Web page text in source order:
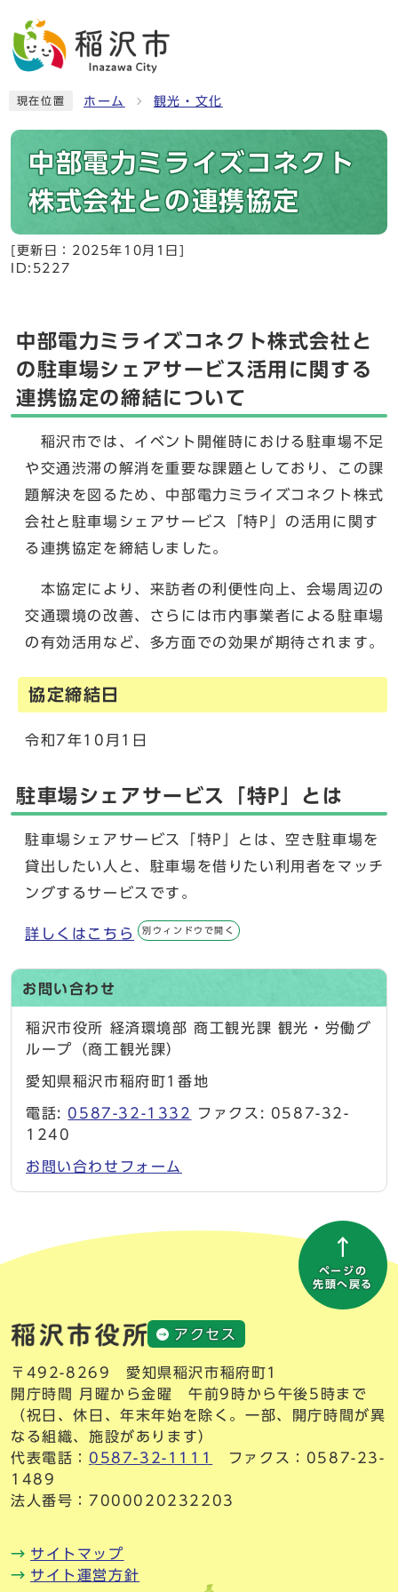
現在位置 ホーム 観光・文化
中部電力ミライズコネクト
株式会社との連携協定
[更新日： 2025年10月1日
ID:5227
中部電力ミライズコネクト株式会社と
の駐車場シェアサービス活用に関する
連携協定の締結について
稲沢市では、イベント開催時における駐車場不足
や交通渋滞の解消を重要な課題としており、この課
題解決を図るため、中部電力ミライズコネクト株式
会社と駐車場シェアサービス「特P」の活用に関す
る連携協定を締結しました。
本協定により、来訪者の利便性向上、会場周辺の
交通環境の改善、さらには市内事業者による駐車場
の有効活用など、多方面での効果が期待されます。
協定締結日
令和7年10月1日
駐車場シェアサービス「特P」とは
駐車場シェアサービス「特P」とは、空き駐車場を
貸出したい人と、駐車場を借りたい利用者をマッチ
ングするサービスです。
詳しくはこちら 別ウィンドウで開く
お問い合わせ
稲沢市役所 経済環境部 商工観光課 観光・労働グ
ループ（商工観光課）
愛知県稲沢市稲府町1番地
電話: 0587-32-1332
ファクス: 0587-32-
1240
お問い合わせフォーム
ページの
先頭へ戻る
アクセス
〒492-8269 愛知県稲沢市稲府町1
開庁時間 月曜から金曜 午前9時から午後5時まで
（祝日、休日、年末年始を除く。一部、開庁時間が異
なる組織、施設があります）
代表電話： 0587-32-1111
ファクス：0587-23-
1489
法人番号：7000020232203
サイトマップ
サイト運営方針